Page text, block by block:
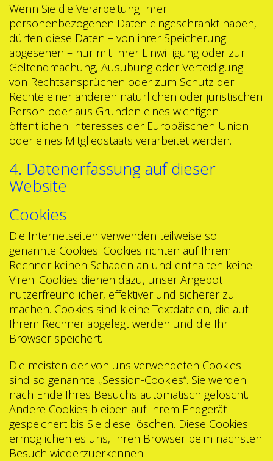
Wenn Sie die Verarbeitung Ihrer
personenbezogenen Daten eingeschränkt haben,
dürfen diese Daten – von ihrer Speicherung
abgesehen – nur mit Ihrer Einwilligung oder zur
Geltendmachung, Ausübung oder Verteidigung
von Rechtsansprüchen oder zum Schutz der
Rechte einer anderen natürlichen oder juristischen
Person oder aus Gründen eines wichtigen
öffentlichen Interesses der Europäischen Union
oder eines Mitgliedstaats verarbeitet werden.
4. Datenerfassung auf dieser
Website
Cookies
Die Internetseiten verwenden teilweise so
genannte Cookies. Cookies richten auf Ihrem
Rechner keinen Schaden an und enthalten keine
Viren. Cookies dienen dazu, unser Angebot
nutzerfreundlicher, effektiver und sicherer zu
machen. Cookies sind kleine Textdateien, die auf
Ihrem Rechner abgelegt werden und die Ihr
Browser speichert.
Die meisten der von uns verwendeten Cookies
sind so genannte „Session-Cookies“. Sie werden
nach Ende Ihres Besuchs automatisch gelöscht.
Andere Cookies bleiben auf Ihrem Endgerät
gespeichert bis Sie diese löschen. Diese Cookies
ermöglichen es uns, Ihren Browser beim nächsten
Besuch wiederzuerkennen.